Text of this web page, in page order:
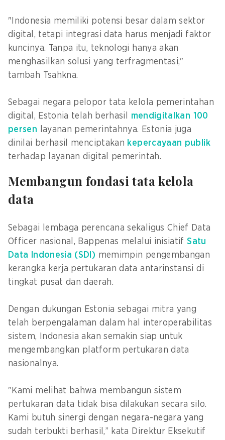
"Indonesia memiliki potensi besar dalam sektor
digital, tetapi integrasi data harus menjadi faktor
kuncinya. Tanpa itu, teknologi hanya akan
menghasilkan solusi yang terfragmentasi,"
tambah Tsahkna.
Sebagai negara pelopor tata kelola pemerintahan
digital, Estonia telah berhasil mendigitalkan 100
persen layanan pemerintahnya. Estonia juga
dinilai berhasil menciptakan kepercayaan publik
terhadap layanan digital pemerintah.
Membangun fondasi tata kelola
data
Sebagai lembaga perencana sekaligus Chief Data
Officer nasional, Bappenas melalui inisiatifSatu
Data Indonesia (SDI) memimpin pengembangan
kerangka kerja pertukaran data antarinstansi di
tingkat pusat dan daerah.
Dengan dukungan Estonia sebagai mitra yang
telah berpengalaman dalam hal interoperabilitas
sistem, Indonesia akan semakin siap untuk
mengembangkan platform pertukaran data
nasionalnya.
"Kami melihat bahwa membangun sistem
pertukaran data tidak bisa dilakukan secara silo.
Kami butuh sinergi dengan negara-negara yang
sudah terbukti berhasil,” kata Direktur Eksekutif